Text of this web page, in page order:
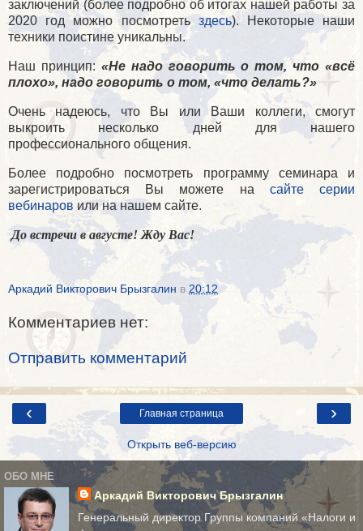
заключений (более подробно об итогах нашей работы за
2020 год можно посмотреть здесь). Некоторые наши
техники поистине уникальны.
Наш принцип: «Не надо говорить о том, что «всё
плохо», надо говорить о том, «что делать?»
Очень надеюсь, что Вы или Ваши коллеги, смогут
выкроить несколько дней для нашего
профессионального общения.
Более подробно посмотреть программу семинара и
зарегистрироваться Вы можете на сайте серии
вебинаров или на нашем сайте.
До встречи в августе! Жду Вас!
Аркадий Викторович Брызгалин в 20:12
Комментариев нет:
Отправить комментарий
‹ ›
Главная страница
Открыть веб-версию
ОБО МНЕ
Аркадий Викторович Брызгалин
Генеральный директор Группы компаний «Налоги и